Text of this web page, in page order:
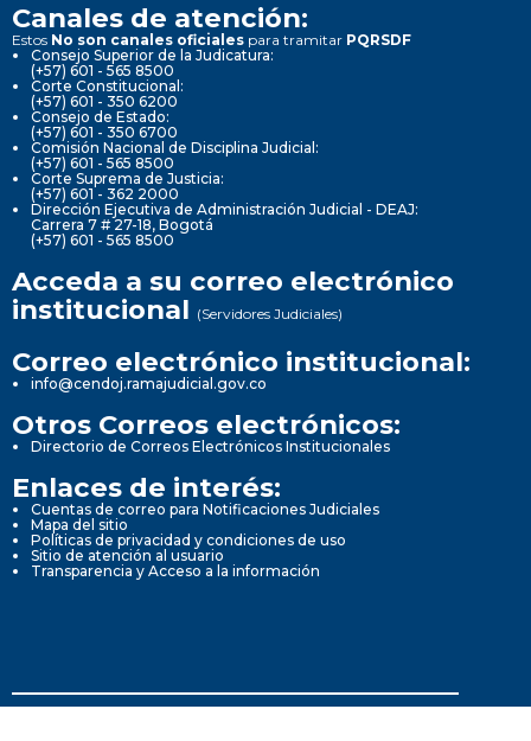
Canales de atención:
Estos No son canales oficiales para tramitar PQRSDF
Consejo Superior de la Judicatura:
(+57) 601 - 565 8500
Corte Constitucional:
(+57) 601 - 350 6200
Consejo de Estado:
(+57) 601 - 350 6700
Comisión Nacional de Disciplina Judicial:
(+57) 601 - 565 8500
Corte Suprema de Justicia:
(+57) 601 - 362 2000
Dirección Ejecutiva de Administración Judicial - DEAJ:
Carrera 7 # 27-18, Bogotá
(+57) 601 - 565 8500
Acceda a su correo electrónico
institucional (Servidores Judiciales)
Correo electrónico institucional:
info@cendoj.ramajudicial.gov.co
Otros Correos electrónicos:
Directorio de Correos Electrónicos Institucionales
Enlaces de interés:
Cuentas de correo para Notificaciones Judiciales
Mapa del sitio
Políticas de privacidad y condiciones de uso
Sitio de atención al usuario
Transparencia y Acceso a la información